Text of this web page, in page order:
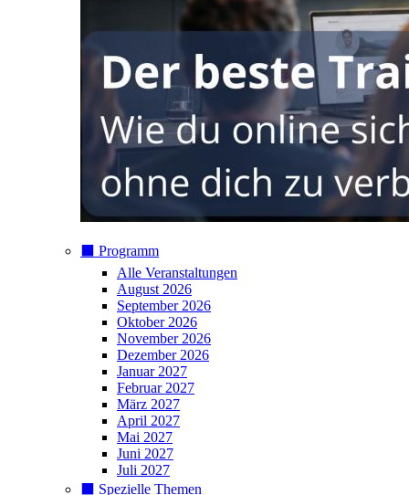
⬛️ Programm
Alle Veranstaltungen
August 2026
September 2026
Oktober 2026
November 2026
Dezember 2026
Januar 2027
Februar 2027
März 2027
April 2027
Mai 2027
Juni 2027
Juli 2027
⬛️ Spezielle Themen